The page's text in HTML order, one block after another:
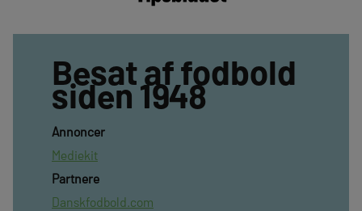
Besat af fodbold
siden 1948
Annoncer
Mediekit
Partnere
Danskfodbold.com